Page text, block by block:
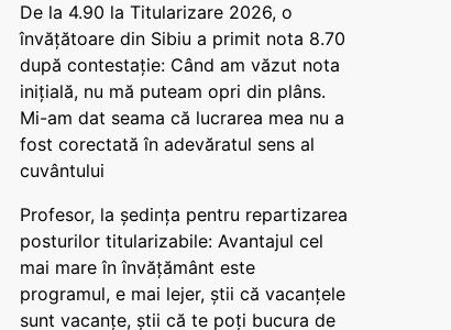
De la 4.90 la Titularizare 2026, o
învățătoare din Sibiu a primit nota 8.70
după contestație: Când am văzut nota
inițială, nu mă puteam opri din plâns.
Mi-am dat seama că lucrarea mea nu a
fost corectată în adevăratul sens al
cuvântului
Profesor, la ședința pentru repartizarea
posturilor titularizabile: Avantajul cel
mai mare în învățământ este
programul, e mai lejer, știi că vacanțele
sunt vacanţe, știi că te poți bucura de